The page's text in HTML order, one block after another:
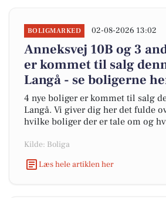
BOLIGMARKED 02-08-2026 13:02
Anneksvej 10B og 3
er kommet til salg
Langå - se boligerne
4 nye boliger er kommet til salg
Langå. Vi giver dig her det fulde
hvilke boliger der er tale om og
Kilde: Boliga
Læs hele artiklen her